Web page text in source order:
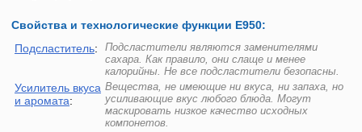
Свойства и технологические функции Е950:
Подсластитель:
Подсластители являются заменителями
сахара. Как правило, они слаще и менее
калорийны. Не все подсластители безопасны.
Усилитель вкуса
и аромата:
Вещества, не имеющие ни вкуса, ни запаха, но
усиливающие вкус любого блюда. Могут
маскировать низкое качество исходных
компонетов.